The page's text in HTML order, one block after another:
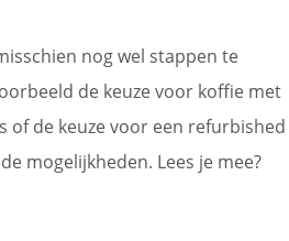
nog wel stappen te
de keuze voor koffie met
of de keuze voor een refurbished
mogelijkheden. Lees je mee?